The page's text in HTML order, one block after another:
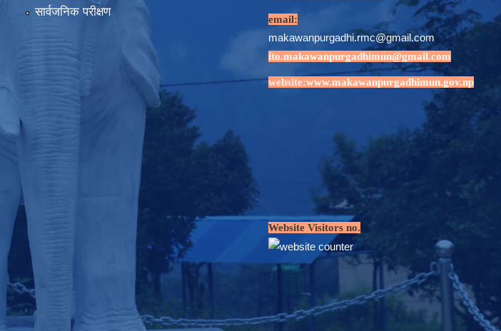
सार्वजनिक परीक्षण
email:
makawanpurgadhi.rmc@gmail.com
ito.makawanpurgadhimun@gmail.com
website:www.makawanpurgadhimun.gov.np
Website Visitors no.